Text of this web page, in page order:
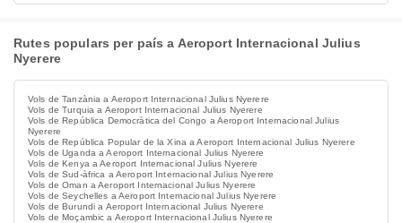
Rutes populars per país a Aeroport Internacional Julius
Nyerere
Vols de Tanzània a Aeroport Internacional Julius Nyerere
Vols de Turquia a Aeroport Internacional Julius Nyerere
Vols de República Democràtica del Congo a Aeroport Internacional Julius
Nyerere
Vols de República Popular de la Xina a Aeroport Internacional Julius Nyerere
Vols de Uganda a Aeroport Internacional Julius Nyerere
Vols de Kenya a Aeroport Internacional Julius Nyerere
Vols de Sud-àfrica a Aeroport Internacional Julius Nyerere
Vols de Oman a Aeroport Internacional Julius Nyerere
Vols de Seychelles a Aeroport Internacional Julius Nyerere
Vols de Burundi a Aeroport Internacional Julius Nyerere
Vols de Moçambic a Aeroport Internacional Julius Nyerere